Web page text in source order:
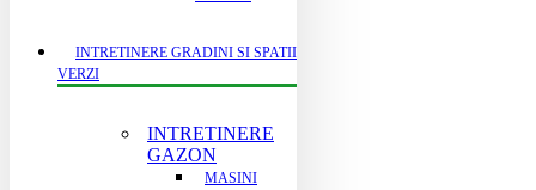
INTRETINERE GRADINI SI SPATII
VERZI
INTRETINERE
GAZON
MASINI